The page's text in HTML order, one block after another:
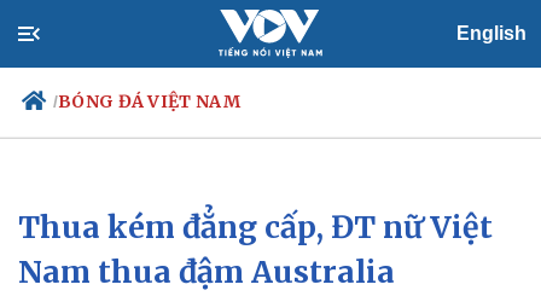
English
/BÓNG ĐÁ VIỆT NAM
Chính trị
Đảng
Tổ chức nhân sự
Xã hội
Tin 24h
Dự báo thời tiết
Thua kém đẳng cấp, ĐT nữ Việt
Nam thua đậm Australia